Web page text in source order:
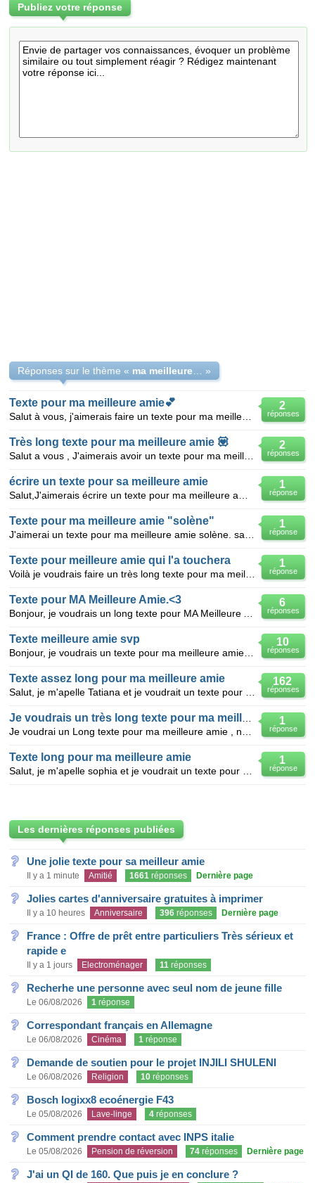
Publiez votre réponse
Réponses sur le thème « »
2
réponses
Texte pour ma meilleure amie💕
2
réponses
Très long texte pour ma meilleure amie 💟
1
réponse
écrire un texte pour sa meilleure amie
1
réponse
Texte pour ma meilleure amie "solène"
1
réponse
Texte pour meilleure amie qui l'a touchera
6
réponses
Texte pour MA Meilleure Amie.<3
10
réponses
Texte meilleure amie svp
162
réponses
Texte assez long pour ma meilleure amie
1
réponse
1
réponse
Texte long pour ma meilleure amie
Les dernières réponses publiées
Une jolie texte pour sa meilleur amie
Il y a 1 minute Amitié 1661 réponses Dernière page
Jolies cartes d'anniversaire gratuites à imprimer
Il y a 10 heures Anniversaire 396 réponses Dernière page
France : Offre de prêt entre particuliers Très sérieux et
rapide e
Il y a 1 jours Electroménager 11 réponses
Recherhe une personne avec seul nom de jeune fille
Le 06/08/2026 1 réponse
Correspondant français en Allemagne
Le 06/08/2026 Cinéma 1 réponse
Demande de soutien pour le projet INJILI SHULENI
Le 06/08/2026 Religion 10 réponses
Bosch logixx8 ecoénergie F43
Le 05/08/2026 Lave-linge 4 réponses
Comment prendre contact avec INPS italie
Le 05/08/2026 Pension de réversion 74 réponses Dernière page
J'ai un QI de 160. Que puis je en conclure ?